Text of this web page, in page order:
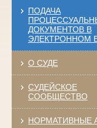
ПОДАЧА
ДОКУМЕНТОВ В
ЭЛЕКТРОННОМ
О СУДЕ
СУДЕЙСКОЕ
СООБЩЕСТВО
НОРМАТИВНЫЕ